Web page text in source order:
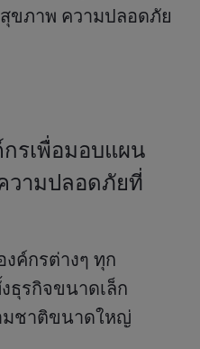
ภาพ ความปลอดภัย
รเพื่อมอบแผน
วามปลอดภัยที่
งค์กรต่างๆ ทุก
ธุรกิจขนาดเล็ก
มชาติขนาดใหญ่